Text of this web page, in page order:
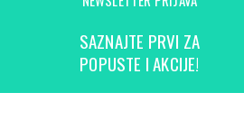
SAZNAJTE PRVI ZA
POPUSTE I AKCIJE!